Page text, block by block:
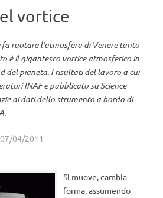
vortice
fa ruotare l’atmosfera di Venere tanto
è il gigantesco vortice atmosferico in
del pianeta. I risultati del lavoro a cui
INAF e pubblicato su Science
ai dati dello strumento a bordo di
07/04/2011
Si muove, cambia
forma, assumendo